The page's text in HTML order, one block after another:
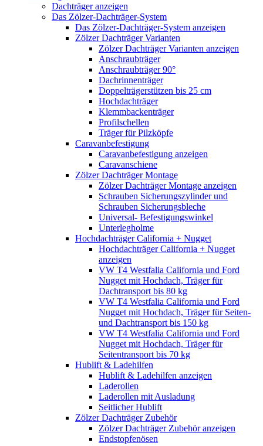
Dachträger anzeigen
Das Zölzer-Dachträger-System
Das Zölzer-Dachträger-System anzeigen
Zölzer Dachträger Varianten
Zölzer Dachträger Varianten anzeigen
Anschraubträger
Anschraubträger 90°
Dachrinnenträger
Doppelträgerstützen bis 25 cm
Hochdachträger
Klemmbackenträger
Profilschellen
Träger für Pilzköpfe
Caravanbefestigung
Caravanbefestigung anzeigen
Caravanschiene
Zölzer Dachträger Montage
Zölzer Dachträger Montage anzeigen
Schrauben Sicherungszylinder und
Schrauben Sicherungsbleche
Universal- Befestigungswinkel
Unterlegholme
Hochdachträger California + Nugget
Hochdachträger California + Nugget
anzeigen
VW T4 Westfalia California und Ford
Nugget mit Hochdach, Träger für
Dachtransport bis 80 kg
VW T4 Westfalia California und Ford
Nugget mit Hochdach, Träger für Seiten-
und Dachtransport bis 150 kg
VW T4 Westfalia California und Ford
Nugget mit Hochdach, Träger für
Seitentransport bis 70 kg
Hublift & Ladehilfen
Hublift & Ladehilfen anzeigen
Laderollen
Laderollen mit Ausladung
Seitlicher Hublift
Zölzer Dachträger Zubehör
Zölzer Dachträger Zubehör anzeigen
Endstopfenösen